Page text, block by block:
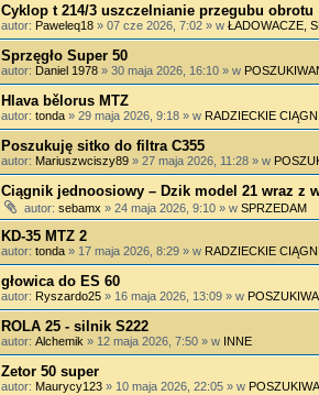
Cyklop t 214/3 uszczelnianie przegubu obrotu
autor: Paweleq18 » 07 cze 2026, 7:02 » w ŁADOWACZE,
Sprzęgło Super 50
autor: Daniel 1978 » 30 maja 2026, 16:10 » w
Hlava bělorus MTZ
autor: tonda » 29 maja 2026, 9:18 » w RADZIECKIE
Poszukuję sitko do filtra C355
autor: Mariuszwciszy89 » 27 maja 2026, 11:28 » w
Ciągnik jednoosiowy – Dzik model 21 wraz z
autor: sebamx » 24 maja 2026, 9:10 » w SPRZEDAM
KD-35 MTZ 2
autor: tonda » 17 maja 2026, 8:29 » w RADZIECKIE
głowica do ES 60
autor: Ryszardo25 » 16 maja 2026, 13:09 » w
ROLA 25 - silnik S222
autor: Alchemik » 12 maja 2026, 7:50 » w INNE
Zetor 50 super
autor: Maurycy123 » 10 maja 2026, 22:05 » w